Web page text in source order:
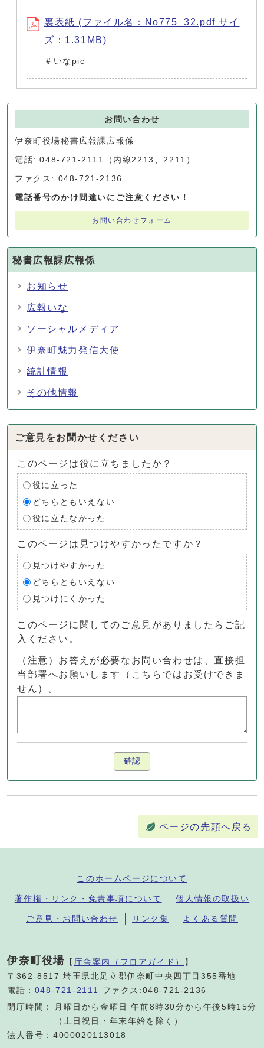
裏表紙 (ファイル名：No775_32.pdf サイ
ズ：1.31MB)
＃いなpic
お問い合わせ
伊奈町役場秘書広報課広報係
電話: 048-721-2111（内線2213、2211）
ファクス: 048-721-2136
電話番号のかけ間違いにご注意ください！
お問い合わせフォーム
秘書広報課広報係
お知らせ
広報いな
ソーシャルメディア
伊奈町魅力発信大使
統計情報
その他情報
ご意見をお聞かせください
このページは役に立ちましたか？
役に立った
どちらともいえない
役に立たなかった
このページは見つけやすかったですか？
見つけやすかった
どちらともいえない
見つけにくかった
このページに関してのご意見がありましたらご記
入ください。
（注意）お答えが必要なお問い合わせは、直接担
当部署へお願いします（こちらではお受けできま
せん）。
確認
ページの先頭へ戻る
このホームページについて
著作権・リンク・免責事項について 個人情報の取扱い
ご意見・お問い合わせ リンク集 よくある質問
伊奈町役場 【 庁舎案内（フロアガイド） 】
〒362-8517 埼玉県北足立郡伊奈町中央四丁目355番地
電話： 048-721-2111
ファクス:048-721-2136
開庁時間：
月曜日から金曜日 午前8時30分から午後5時15分
（土日祝日・年末年始を除く）
法人番号：4000020113018